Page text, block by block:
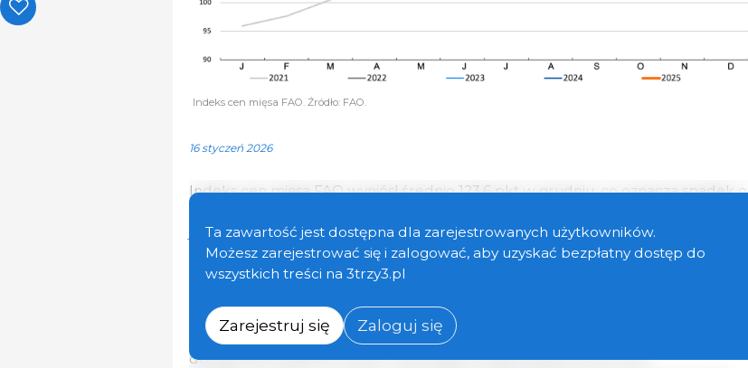
Indeks cen mięsa FAO. Źródło: FAO.
16 styczeń 2026
Indeks cen mięsa FAO wyniósł średnio 123,6 pkt w grudniu, co oznacza spadek o
jednocześnie poziom nadal był o 4,1 pkt (3,4%) wyższy niż rok wcześniej. Ceny
spadły we wszystkich kategoriach mięsa, przy czym największe spadki
odnotowano w przypadku mięsa wołowego i drobiowego.
Niższe światowe ceny mięsa wołowego odzwierciedlały słabsze notowania w
Australii, gdzie sezonowo suche warunki skłoniły do redukcji stad, zwiększając
dostępność bydła do uboju i wywierając presję spadkową na ceny.
Ta zawartość jest dostępna dla zarejestrowanych użytkowników.
Możesz zarejestrować się i zalogować, aby uzyskać bezpłatny dostęp do
wszystkich treści na 3trzy3.pl
Zarejestruj się Zaloguj się